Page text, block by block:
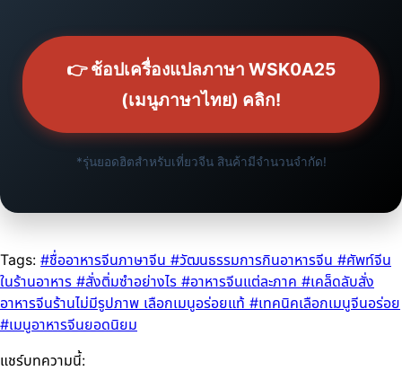
👉 ช้อปเครื่องแปลภาษา WSK0A25
(เมนูภาษาไทย) คลิก!
*รุ่นยอดฮิตสำหรับเที่ยวจีน สินค้ามีจำนวนจำกัด!
Tags: #ชื่ออาหารจีนภาษาจีน #วัฒนธรรมการกินอาหารจีน #ศัพท์จีน
ในร้านอาหาร #สั่งติ่มซำอย่างไร #อาหารจีนแต่ละภาค #เคล็ดลับสั่ง
อาหารจีนร้านไม่มีรูปภาพ เลือกเมนูอร่อยแท้ #เทคนิคเลือกเมนูจีนอร่อย
#เมนูอาหารจีนยอดนิยม
แชร์บทความนี้: